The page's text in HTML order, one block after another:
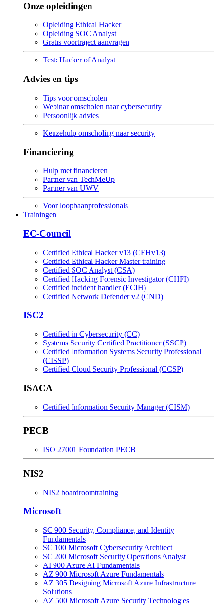
Onze opleidingen
Opleiding Ethical Hacker
Opleiding SOC Analyst
Gratis voortraject aanvragen
Test: Hacker of Analyst
Advies en tips
Tips voor omscholen
Webinar omscholen naar cybersecurity
Persoonlijk advies
Keuzehulp omscholing naar security
Financiering
Hulp met financieren
Partner van TechMeUp
Partner van UWV
Voor loopbaanprofessionals
Trainingen
EC-Council
Certified Ethical Hacker v13 (CEHv13)
Certified Ethical Hacker Master training
Certified SOC Analyst (CSA)
Certified Hacking Forensic Investigator (CHFI)
Certified incident handler (ECIH)
Certified Network Defender v2 (CND)
ISC2
Certified in Cybersecurity (CC)
Systems Security Certified Practitioner (SSCP)
Certified Information Systems Security Professional
(CISSP)
Certified Cloud Security Professional (CCSP)
ISACA
Certified Information Security Manager (CISM)
PECB
ISO 27001 Foundation PECB
NIS2
NIS2 boardroomtraining
Microsoft
SC 900 Security, Compliance, and Identity
Fundamentals
SC 100 Microsoft Cybersecurity Architect
SC 200 Microsoft Security Operations Analyst
AI 900 Azure AI Fundamentals
AZ 900 Microsoft Azure Fundamentals
AZ 305 Designing Microsoft Azure Infrastructure
Solutions
AZ 500 Microsoft Azure Security Technologies